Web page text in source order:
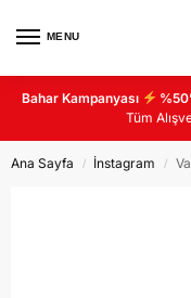
MENU
Bahar Kampanyası
Tüm
Ana Sayfa / İnstagram /